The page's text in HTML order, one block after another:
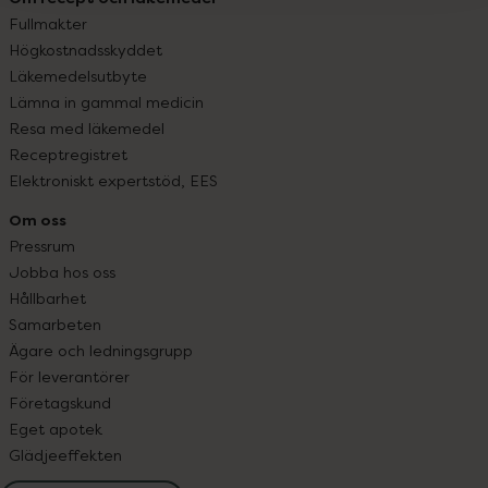
Fullmakter
Högkostnadsskyddet
Läkemedelsutbyte
Lämna in gammal medicin
Resa med läkemedel
Receptregistret
Elektroniskt expertstöd, EES
Om oss
Pressrum
Jobba hos oss
Hållbarhet
Samarbeten
Ägare och ledningsgrupp
För leverantörer
Företagskund
Eget apotek
Glädjeeffekten